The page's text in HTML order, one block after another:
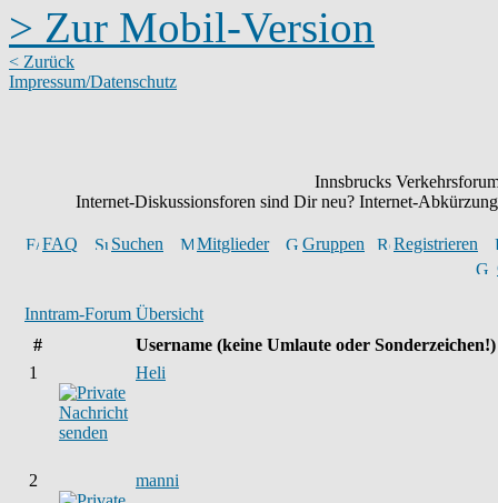
> Zur Mobil-Version
< Zurück
Impressum/Datenschutz
Innsbrucks
Internet-Diskussionsforen sind Dir neu? Internet-
FAQ Suchen Mitglieder Gruppen
Registrieren
Inntram-Forum Übersicht
#
Username (keine Umlaute oder Sonderzeichen!)
1
Heli
2 manni